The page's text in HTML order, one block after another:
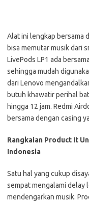
Alat ini lengkap bersama
bisa memutar musik dari
LivePods LP1 ada
sehingga mudah
dari Lenovo
butuh khawatir perihal
hingga 12 jam. Redmi
bersama dengan casing
Rangkaian Product It
Indonesia
Satu hal yang cukup
sempat mengalami delay
mendengarkan musik.